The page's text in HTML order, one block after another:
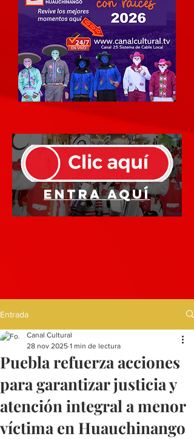
Entra aquí
Entrada
Puebla refuerza acciones
para garantizar justicia y
atención integral a menor
víctima en Huauchinango
Canal Cultural
28 nov 2025 1 min de lectura